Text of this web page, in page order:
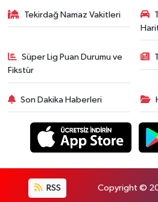
Tekirdağ Namaz Vakitleri
Süper Lig Puan Durumu ve
Fikstür
Son Dakika Haberleri
RSS Copyright ©